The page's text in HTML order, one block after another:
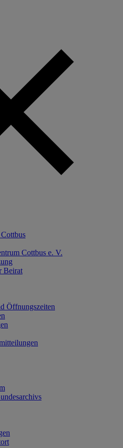
Cottbus e. V.
Beirat
Öffnungszeiten